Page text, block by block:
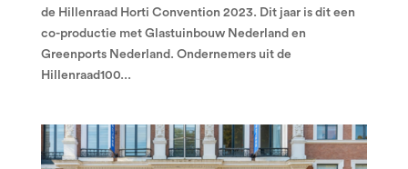
de Hillenraad Horti Convention 2023. Dit jaar is dit een
co-productie met Glastuinbouw Nederland en
Greenports Nederland. Ondernemers uit de
Hillenraad100...